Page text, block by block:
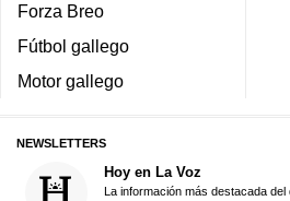
Forza Breo
Fútbol gallego
Motor gallego
NEWSLETTERS
Hoy en La Voz
La información más destacada